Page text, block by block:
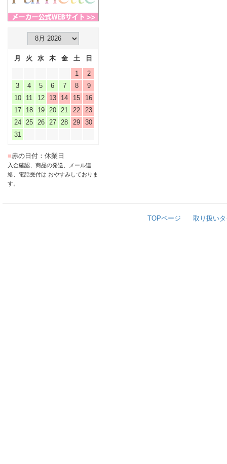
月 火 水 木 金 土
日
1
2
3
4 5 6 7 8
9
10
11 12 13 14 15
16
17
18 19 20 21 22
23
24
25 26 27 28 29
30
31
■赤の日付：休業日
入金確認、商品の発送、メール連
絡、電話受付は おやすみしておりま
す。
TOPページ 取り扱い